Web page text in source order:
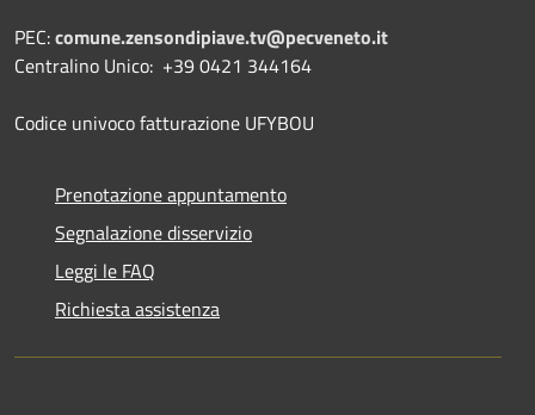
PEC:comune.zensondipiave.tv@pecveneto.it
Centralino Unico: +39 0421 344164
Codice univoco fatturazione UFYBOU
Prenotazione appuntamento
Segnalazione disservizio
Leggi le FAQ
Richiesta assistenza